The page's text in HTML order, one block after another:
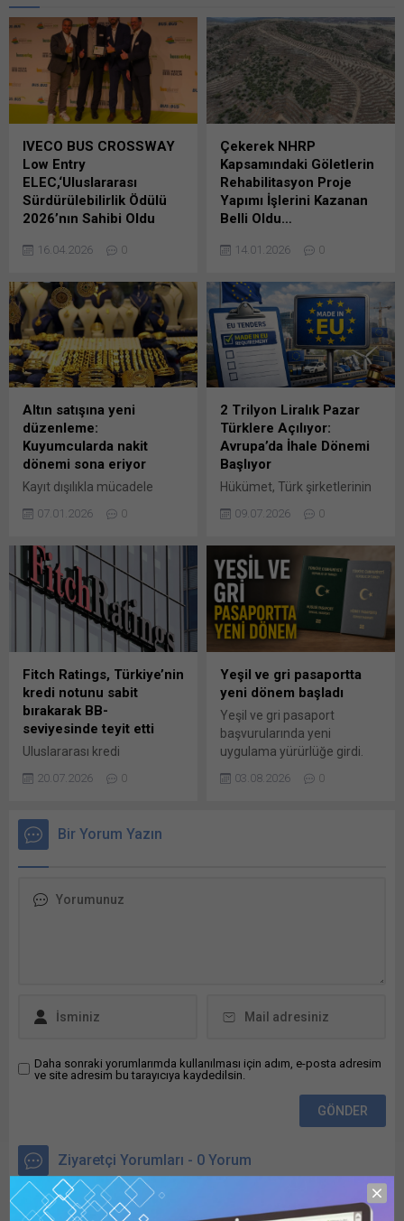
IVECO BUS CROSSWAY
Low Entry
ELEC,‘Uluslararası
Sürdürülebilirlik Ödülü
2026’nın Sahibi Oldu
Ödülü 2026’ya layık görülen
üst üste üç kez kazanma
başarısını gösterdi IVECO
BUS’ın 12 metrelik elektrikli
otobüsü CROSSWAY Low
Entry ELEC, Alman ihtisas
dergisi Busplaner tarafından
‘Uluslararası Sürdürülebilirlik
Ödülü 2026’ya layık görüldü.
Ödül, Bus2Bus Fuarı
öncesinde 14 Nisan’da
Berlin’de düzenlenen
törenle takdim edildi. Bu...
16.04.2026 0
Çekerek NHRP
Kapsamındaki Göletlerin
Rehabilitasyon Proje
Yapımı İşlerini Kazanan
Belli Oldu…
Müdürlüğü Barajlar Ve HES
Ekim 2025 tarihinde
firmalardan ön yeterlik
başvuruları alınan daha
sonraki süreçte de 27 Kasım
Bunu paylaş: X'te
paylaşmak için tıklayın (Yeni
pencerede açılır) X Linkedln
üzerinden paylaşmak için
tıklayın (Yeni pencerede
açılır) LinkedIn WhatsApp'ta
paylaşmak için tıklayın (Yeni
pencerede açılır) WhatsApp
Facebook'ta paylaşmak için
14.01.2026 0
Altın satışına yeni
düzenleme:
Kuyumcularda nakit
dönemi sona eriyor
Kayıt dışılıkla mücadele
kapsamında altın alım-satım
işlemlerine yönelik yeni
Hazine ve Maliye
Bakanlığı’na bağlı Darphane
tarafından nisan ayında
başlatılacak Kıymetli Metal
Takip Sistemi (KMTS) ile
tüm altınlar ‘bandrollü’
şekilde satışa sunulacak.
Uygulamanın yürürlüğe
girmesiyle birlikte
kuyumcular, nakit kabul
ederek altın satışı
yapamayacak. Ödemeler
yalnızca kredi kartı ve IBAN...
07.01.2026 0
2 Trilyon Liralık Pazar
Türklere Açılıyor:
Avrupa’da İhale Dönemi
Başlıyor
Hükümet, Türk şirketlerinin
Avrupa Birliği’ndeki kamu
ihalelerine erişimini
İhale Kanunu’nda önemli bir
değişikliğe hazırlanıyor.
Değişiklikle birlikte 2 trilyon
liralık pazar Türklere
açılacak. Önümüzdeki hafta
TBMM’de görüşülmesi
beklenen düzenlemeyle,
mütekabiliyet (karşılıklılık)
esasına dayalı yeni bir
model hayata geçirilecek.
Böylece yıllık yaklaşık 2
trilyon liralık AB kamu
alımları pazarında...
09.07.2026 0
Fitch Ratings, Türkiye’nin
kredi notunu sabit
bırakarak BB-
seviyesinde teyit etti
Uluslararası kredi
Fitch Ratings, Türkiye’nin
teyit ederken, kredi notu
görünümünü “durağan”
da yüzde 4’e yakın olduğu
değerlendirmesini açıkladı....
20.07.2026 0
Yeşil ve gri pasaportta
yeni dönem başladı
Yeşil ve gri pasaport
başvurularında yeni
uygulama yürürlüğe girdi.
talep formu uygulamasını
03.08.2026 0
Bir Yorum Yazın
Daha sonraki yorumlarımda kullanılması için adım, e-posta adresim
ve site adresim bu tarayıcıya kaydedilsin.
Ziyaretçi Yorumları - 0 Yorum
Henüz yorum yapılmamış.